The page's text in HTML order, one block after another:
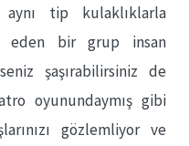
aynı tip kulaklıklarla
eden bir grup insan
şaşırabilirsiniz de
oyunundaymış gibi
gözlemliyor ve